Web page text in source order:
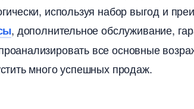
используя набор выгод и
, дополнительное обслуживание,
все основные
много успешных продаж.